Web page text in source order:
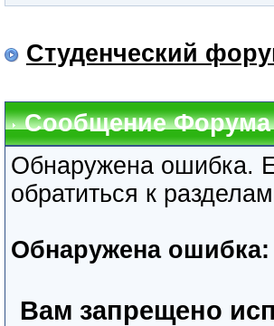
Студенческий
Сообщение Форума
Обнаружена ошибка.
обратиться к
Обнаружена ошибка:
Вам запрещено